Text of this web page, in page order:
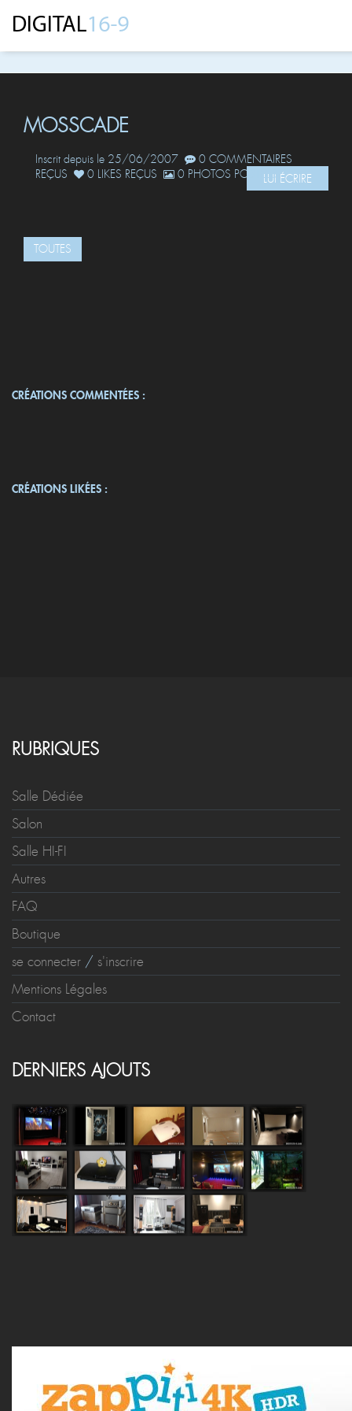
MOSSCADE
Inscrit depuis le 25/06/2007
0 COMMENTAIRES
REÇUS
0 LIKES REÇUS 0 PHOTOS POSTÉESLUI ÉCRIRE
TOUTES
CRÉATIONS COMMENTÉES :
CRÉATIONS LIKÉES :
RUBRIQUES
Salle Dédiée
Salon
Salle HI-FI
Autres
FAQ
Boutique
se connecter / s'inscrire
Mentions Légales
Contact
DERNIERS AJOUTS